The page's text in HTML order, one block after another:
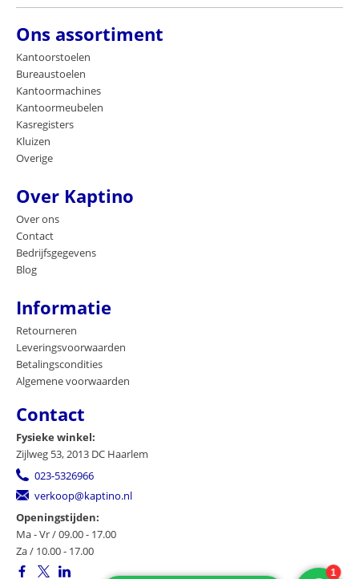
Ons assortiment
Kantoorstoelen
Bureaustoelen
Kantoormachines
Kantoormeubelen
Kasregisters
Kluizen
Overige
Over Kaptino
Over ons
Contact
Bedrijfsgegevens
Blog
Informatie
Retourneren
Leveringsvoorwaarden
Betalingscondities
Algemene voorwaarden
Contact
Fysieke winkel:
Zijlweg 53, 2013 DC Haarlem
023-5326966
verkoop@kaptino.nl
Openingstijden:
Ma - Vr / 09.00 - 17.00
Za / 10.00 - 17.00